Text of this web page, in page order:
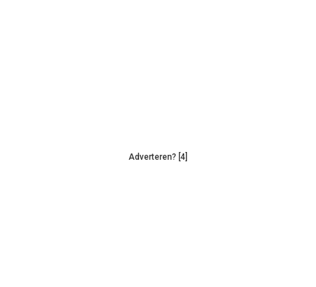
Adverteren? [4]